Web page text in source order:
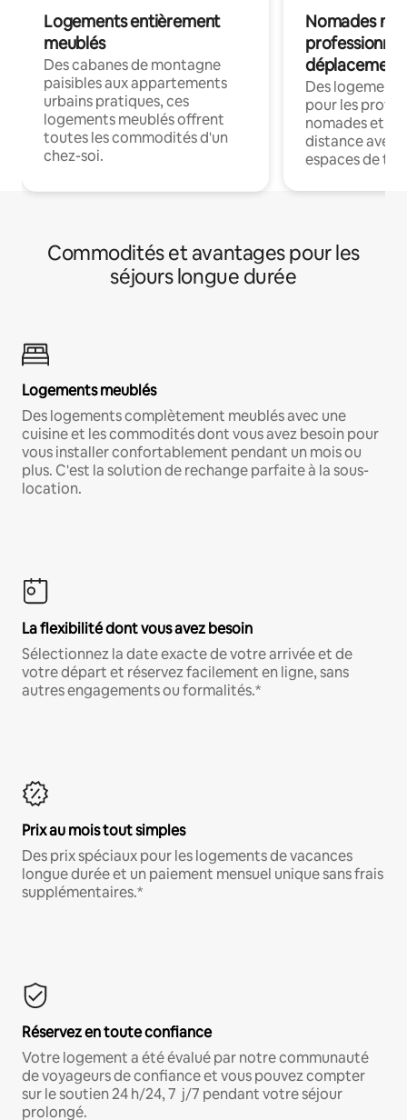
Logements entièrement
meublés
Des cabanes de montagne
paisibles aux appartements
urbains pratiques, ces
logements meublés offrent
toutes les commodités d'un
chez-soi.
Nomades
déplacement
Des
pour les
nomades et
distance avec
espaces de
Commodités et avantages pour les
séjours longue durée
Logements meublés
Des logements complètement meublés avec une
cuisine et les commodités dont vous avez besoin pour
vous installer confortablement pendant un mois ou
plus. C'est la solution de rechange parfaite à la sous-
location.
La flexibilité dont vous avez besoin
Sélectionnez la date exacte de votre arrivée et de
votre départ et réservez facilement en ligne, sans
autres engagements ou formalités.*
Prix au mois tout simples
Des prix spéciaux pour les logements de vacances
longue durée et un paiement mensuel unique sans frais
supplémentaires.*
Réservez en toute confiance
Votre logement a été évalué par notre communauté
de voyageurs de confiance et vous pouvez compter
sur le soutien 24 h/24, 7 j/7 pendant votre séjour
prolongé.